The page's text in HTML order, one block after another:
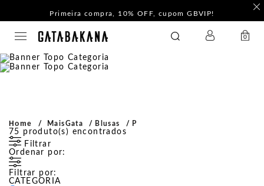
Primeira compra, 10% OFF, cupom GBVIP!
GATABAKANA 0
Home MaisGata Blusas P
75 produto(s) encontrados
Filtrar
Ordenar por:
Filtrar por:
CATEGORIA